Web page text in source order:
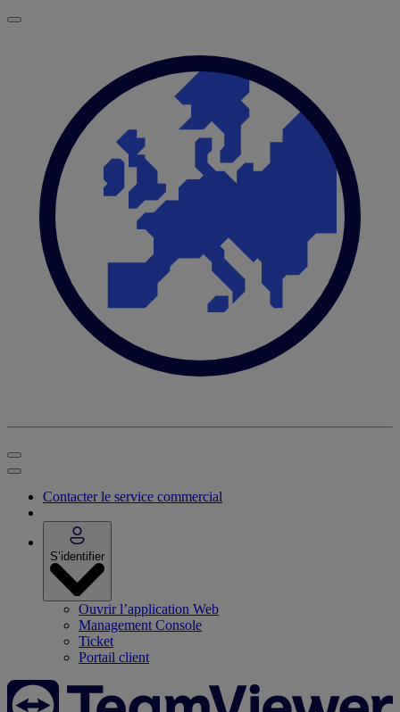
Contacter le service commercial
S’identifier
Ouvrir l’application Web
Management Console
Ticket
Portail client